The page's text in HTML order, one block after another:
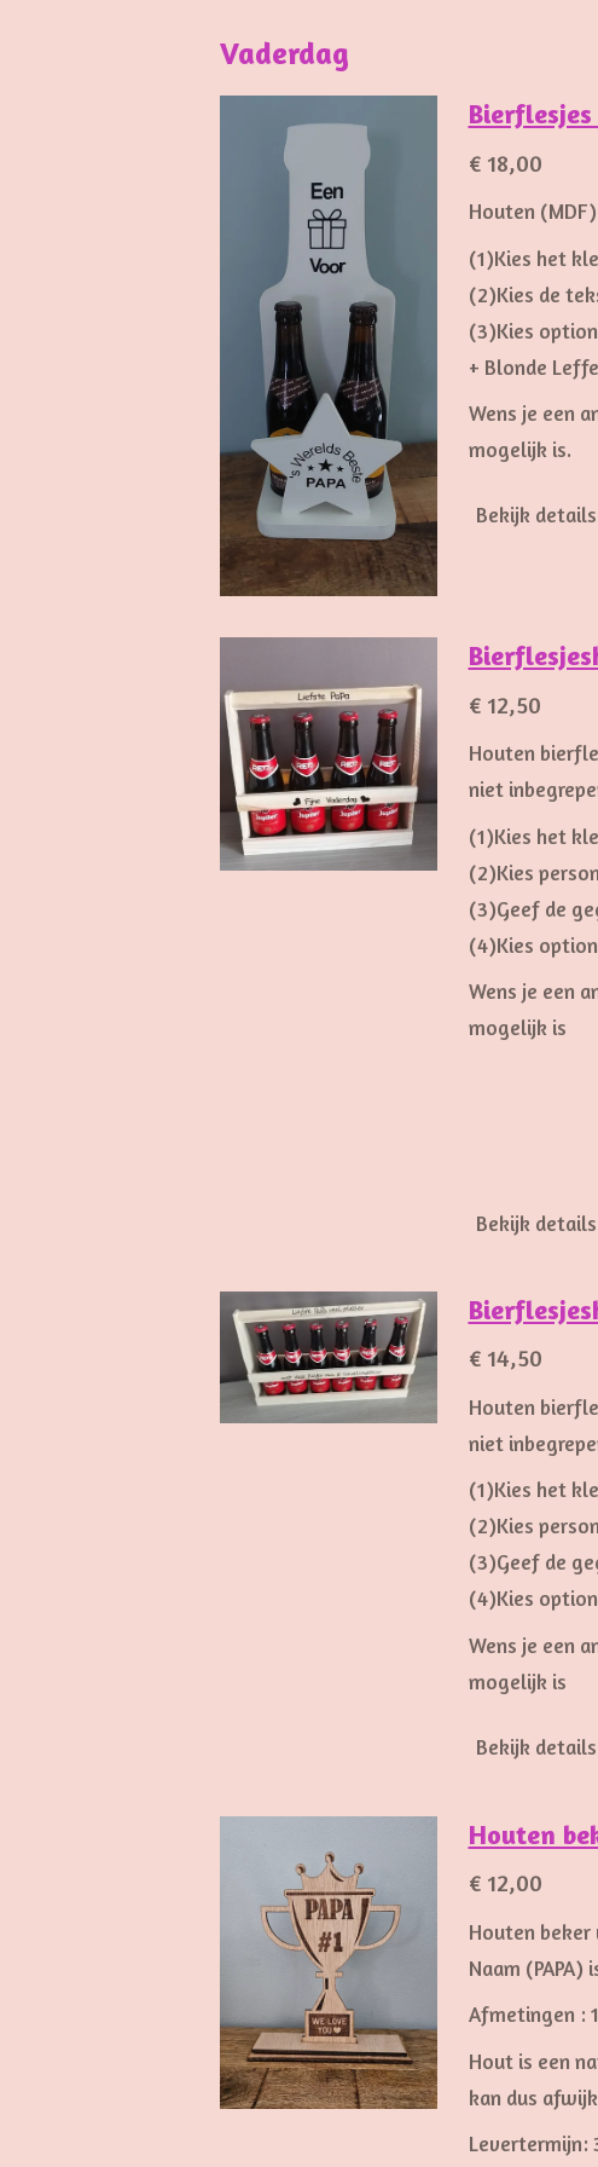
Vaderdag
€ 18,00
Houten
(1)Kies het
(2)Kies de
(3)Kies
+ Blonde
Wens je een
mogelijk is.
Bekijk details
€ 12,50
Houten
niet
(1)Kies het
(2)Kies
(3)Geef de
(4)Kies
Wens je een
mogelijk is
Bekijk details
€ 14,50
Houten
niet
(1)Kies het
(2)Kies
(3)Geef de
(4)Kies
Wens je een
mogelijk is
Bekijk details
Houten
€ 12,00
Houten beker
Naam
Afmetingen :
Hout is een
kan dus
Levertermijn: